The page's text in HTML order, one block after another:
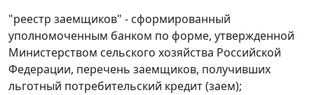
"реестр заемщиков" - сформированный
уполномоченным банком по форме, утвержденной
Министерством сельского хозяйства Российской
Федерации, перечень заемщиков, получивших
льготный потребительский кредит (заем);